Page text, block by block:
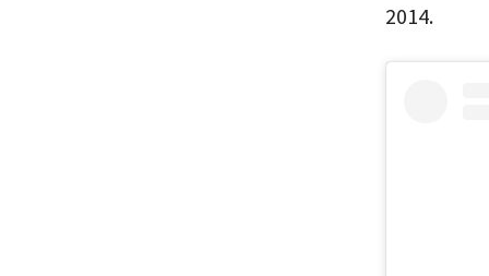
2014.